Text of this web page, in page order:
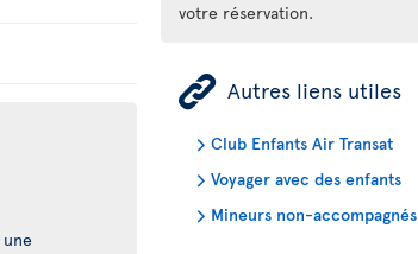
votre réservation.
ÿ Autres liens utiles
Club Enfants Air Transat
Voyager avec des enfants
Mineurs non-accompagnés